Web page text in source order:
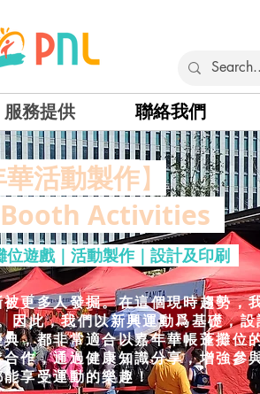
服務提供 聯絡我們
華活動製作】
Activities
遊戲｜活動製作｜設計及印刷
更多人發掘。在這個現時趨勢，
因此，我們以新興運動爲基礎，
，都非常適合以嘉年華帳蓬攤位
作，通過健康知識分享，增強參
能享受運動的樂趣！​